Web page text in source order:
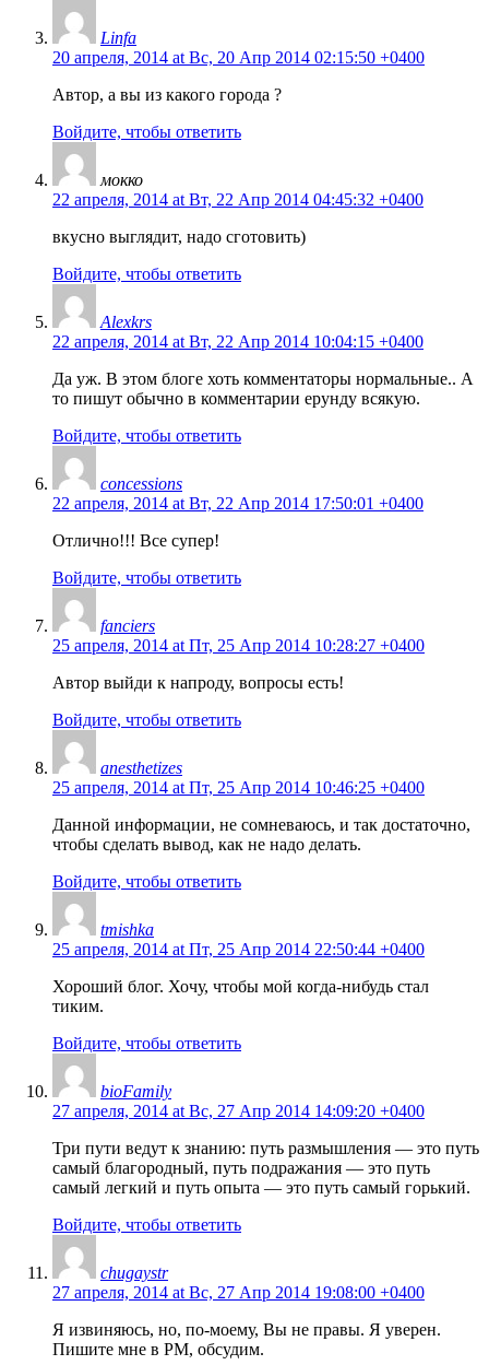
Linfa
20 апреля, 2014 at Вс, 20 Апр 2014 02:15:50 +0400
Автор, а вы из какого города ?
Войдите, чтобы ответить
мокко
22 апреля, 2014 at Вт, 22 Апр 2014 04:45:32 +0400
вкусно выглядит, надо сготовить)
Войдите, чтобы ответить
Alexkrs
22 апреля, 2014 at Вт, 22 Апр 2014 10:04:15 +0400
Да уж. В этом блоге хоть комментаторы нормальные.. А
то пишут обычно в комментарии ерунду всякую.
Войдите, чтобы ответить
concessions
22 апреля, 2014 at Вт, 22 Апр 2014 17:50:01 +0400
Отлично!!! Все супер!
Войдите, чтобы ответить
fanciers
25 апреля, 2014 at Пт, 25 Апр 2014 10:28:27 +0400
Автор выйди к напроду, вопросы есть!
Войдите, чтобы ответить
anesthetizes
25 апреля, 2014 at Пт, 25 Апр 2014 10:46:25 +0400
Данной информации, не сомневаюсь, и так достаточно,
чтобы сделать вывод, как не надо делать.
Войдите, чтобы ответить
tmishka
25 апреля, 2014 at Пт, 25 Апр 2014 22:50:44 +0400
Хороший блог. Хочу, чтобы мой когда-нибудь стал
тиким.
Войдите, чтобы ответить
bioFamily
27 апреля, 2014 at Вс, 27 Апр 2014 14:09:20 +0400
Три пути ведут к знанию: путь размышления — это путь
самый благородный, путь подражания — это путь
самый легкий и путь опыта — это путь самый горький.
Войдите, чтобы ответить
chugaystr
27 апреля, 2014 at Вс, 27 Апр 2014 19:08:00 +0400
Я извиняюсь, но, по-моему, Вы не правы. Я уверен.
Пишите мне в PM, обсудим.